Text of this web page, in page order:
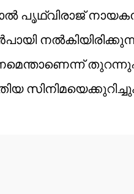
പൃഥ്വിരാജ്